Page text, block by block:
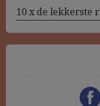
10 x de lekkerste